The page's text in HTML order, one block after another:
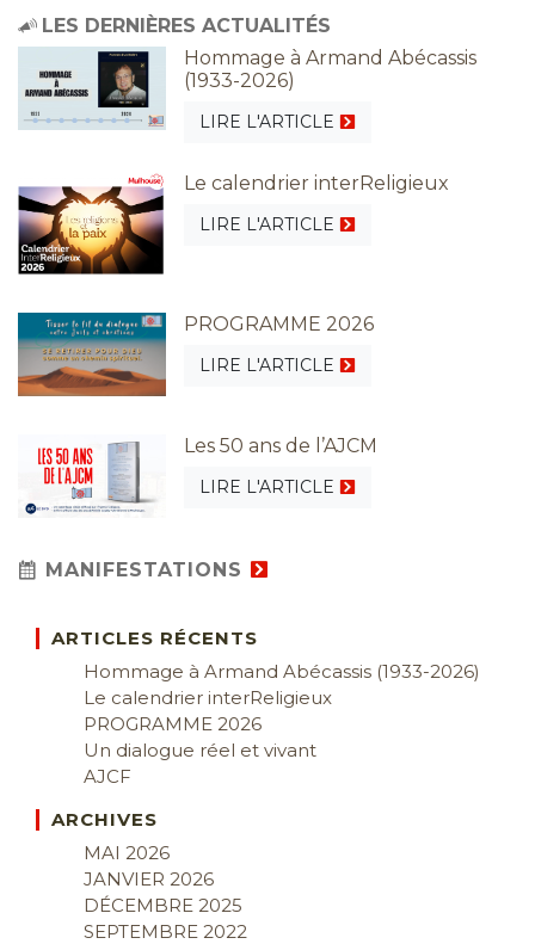
LES DERNIÈRES ACTUALITÉS
Hommage à Armand Abécassis
(1933-2026)
LIRE L'ARTICLE
Le calendrier interReligieux
LIRE L'ARTICLE
PROGRAMME 2026
LIRE L'ARTICLE
Les 50 ans de l’AJCM
LIRE L'ARTICLE
MANIFESTATIONS
ARTICLES RÉCENTS
Hommage à Armand Abécassis (1933-2026)
Le calendrier interReligieux
PROGRAMME 2026
Un dialogue réel et vivant
AJCF
ARCHIVES
MAI 2026
JANVIER 2026
DÉCEMBRE 2025
SEPTEMBRE 2022